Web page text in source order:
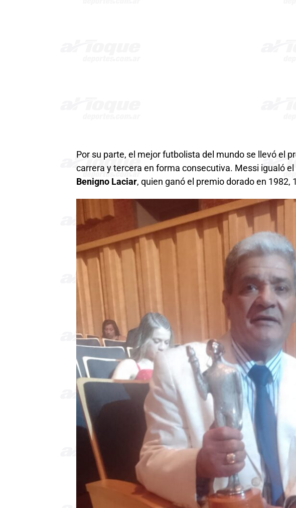
Por su parte, el mejor futbolista del mundo se llevó el
carrera y tercera en forma consecutiva. Messi igualó
Benigno Laciar, quien ganó el premio dorado en 1982,